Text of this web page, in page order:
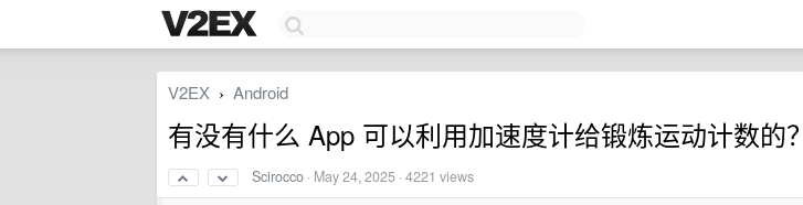
V2EX › Android
有没有什么 App 可以利用加速度计给锻炼运动计数的？
Scirocco · May 24, 2025 · 4221 views